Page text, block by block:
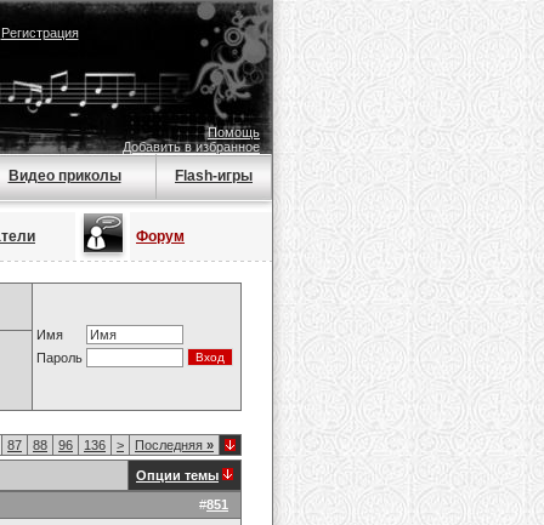
Регистрация
Помощь
Добавить в избранное
Видео приколы Flash-игры
Форум
Имя
Пароль
87 88 96 136 > Последняя »
Опции темы
#851